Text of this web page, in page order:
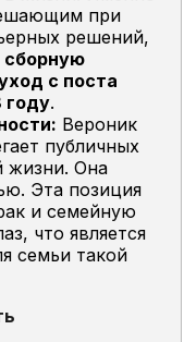
при
решений,
сборную
с поста
году.
Вероник
публичных
жизни. Она
Эта позиция
и семейную
что является
семьи такой